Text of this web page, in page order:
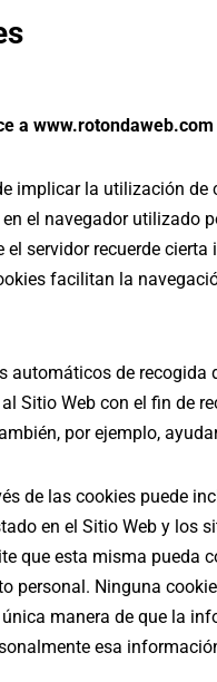
a www.rotondaweb.com
implicar la utilización
el navegador utilizado
servidor recuerde
facilitan la
automáticos de
Sitio Web con el fin de
por ejemplo,
de las cookies puede
en el Sitio Web y los
que esta misma pueda
personal. Ninguna
manera de que la
esa